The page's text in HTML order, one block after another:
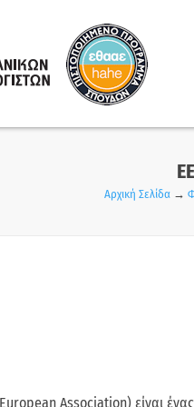
Αρχική Σελίδα →
Association) είναι